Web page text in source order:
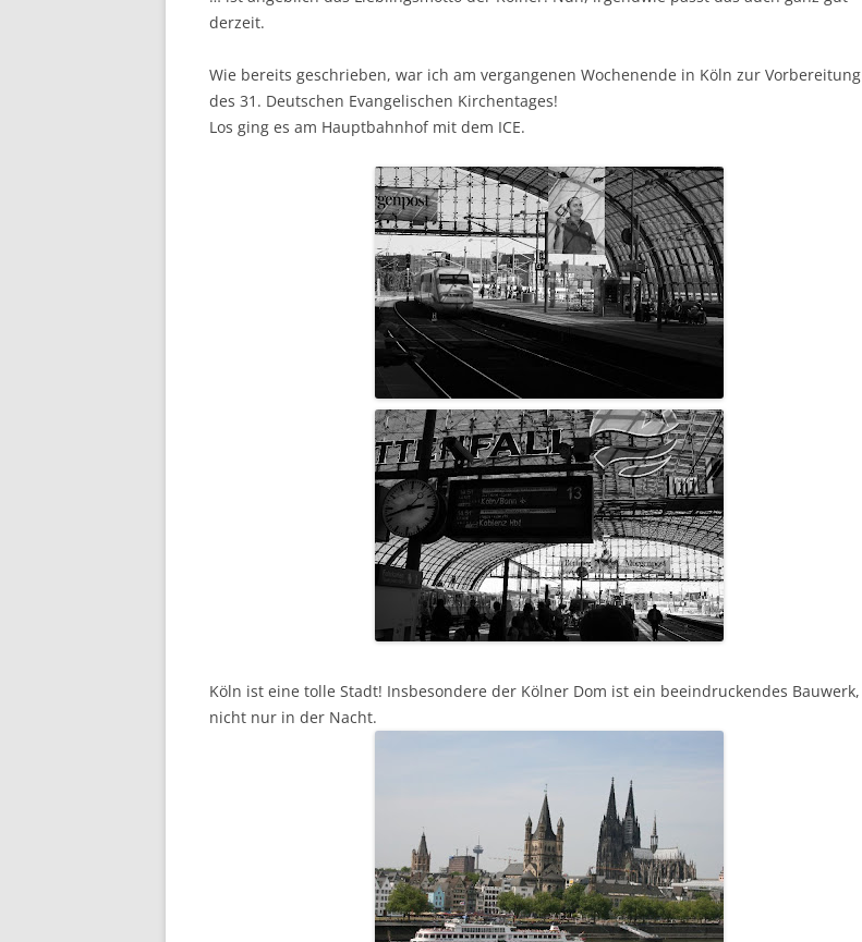
derzeit.
Wie bereits geschrieben, war ich am vergangenen Wochenende in Köln zur Vorbereitung
des 31. Deutschen Evangelischen Kirchentages!
Los ging es am Hauptbahnhof mit dem ICE.
Köln ist eine tolle Stadt! Insbesondere der Kölner Dom ist ein beeindruckendes Bauwerk,
nicht nur in der Nacht.